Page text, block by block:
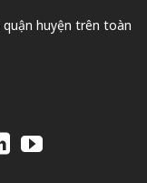
huyện trên toàn